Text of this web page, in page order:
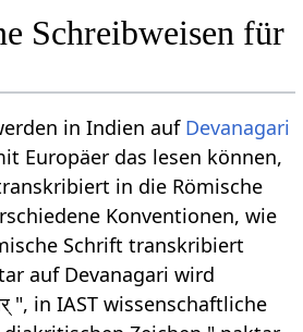
Schreibweisen für
in Indien auf Devanagari
Europäer das lesen können,
in die Römische
Konventionen, wie
Schrift transkribiert
auf Devanagari wird
", in IAST wissenschaftliche